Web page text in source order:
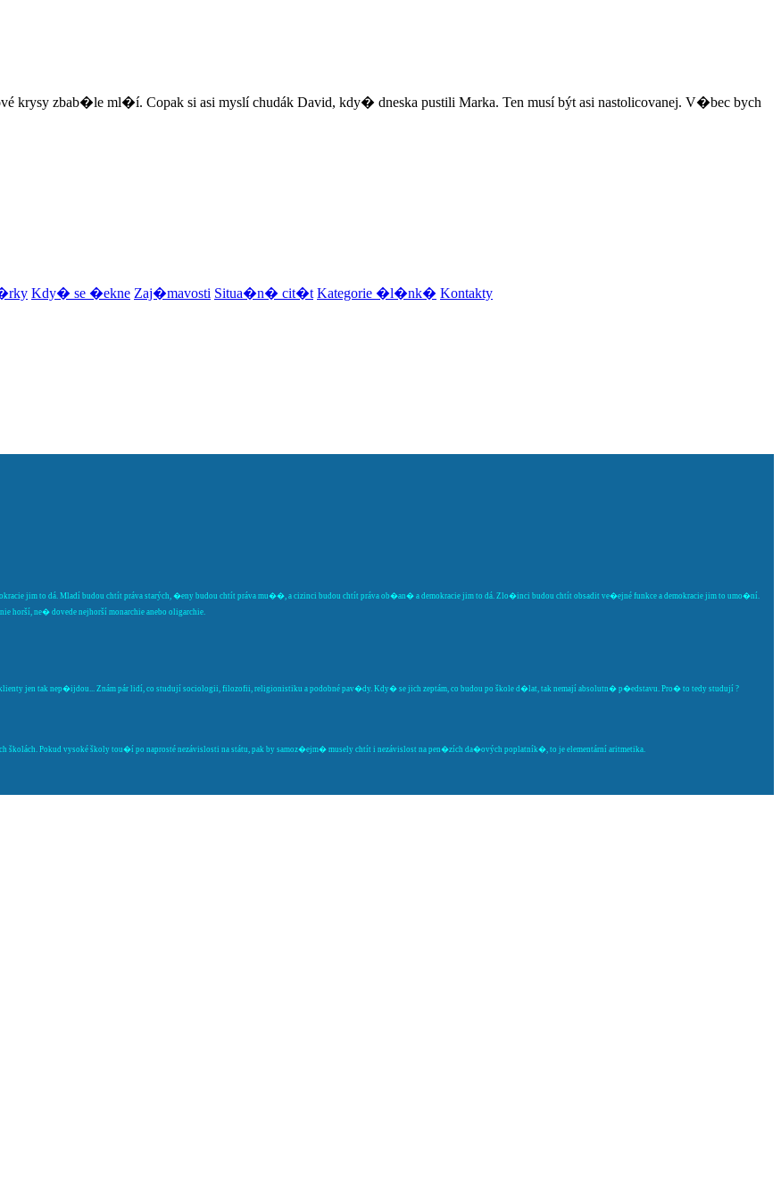
zbab�le ml�í. Copak si asi myslí chudák David, kdy� dneska pustili Marka. Ten musí být asi nastolicovanej. V�bec bych
Kdy� se �ekne Zaj�mavosti Situa�n� cit�t Kategorie �l�nk� Kontakty
jim to dá. Mladí budou chtít práva starých, �eny budou chtít práva mu��, a cizinci budou chtít práva ob�an� a demokracie jim to dá. Zlo�inci budou chtít obsadit ve�ejné funkce a demokracie jim to umo�ní.
ne� dovede nejhorší monarchie anebo oligarchie.
jen tak nep�ijdou... Znám pár lidí, co studují sociologii, filozofii, religionistiku a podobné pav�dy. Kdy� se jich zeptám, co budou po škole d�lat, tak nemají absolutn� p�edstavu. Pro� to tedy studují ?
Pokud vysoké školy tou�í po naprosté nezávislosti na státu, pak by samoz�ejm� musely chtít i nezávislost na pen�zích da�ových poplatník�, to je elementární aritmetika.